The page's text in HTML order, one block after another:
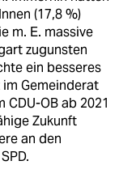
(17,8 %)
m. E. massive
zugunsten
ein besseres
Gemeinderat
OB ab 2021
Zukunft
an den